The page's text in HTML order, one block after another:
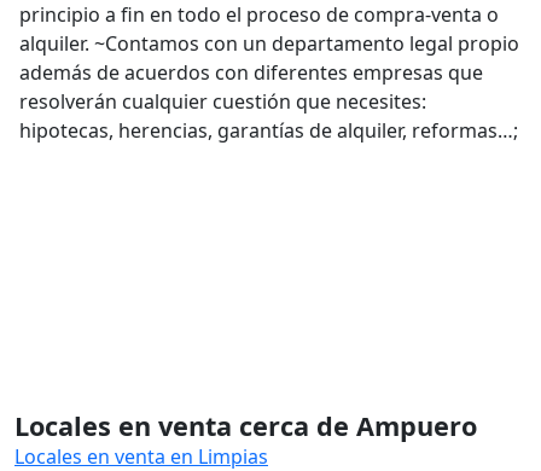
principio a fin en todo el proceso de compra-venta o
alquiler. ~Contamos con un departamento legal propio
además de acuerdos con diferentes empresas que
resolverán cualquier cuestión que necesites:
hipotecas, herencias, garantías de alquiler, reformas…;
Locales en venta cerca de Ampuero
Locales en venta en Limpias